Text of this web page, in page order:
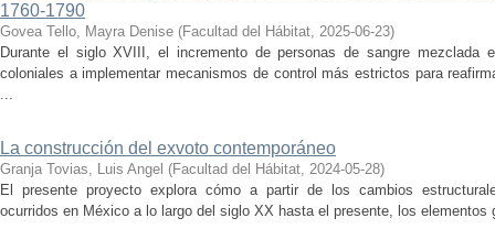
1760-1790
Govea Tello, Mayra Denise (Facultad del Hábitat, 2025-06-23)
Durante el siglo XVIII, el incremento de personas de sangre
coloniales a implementar mecanismos de control más estrictos para
...
La construcción del exvoto contemporáneo
Granja Tovias, Luis Angel (Facultad del Hábitat, 2024-05-28)
El presente proyecto explora cómo a partir de los cambios
ocurridos en México a lo largo del siglo XX hasta el presente, los